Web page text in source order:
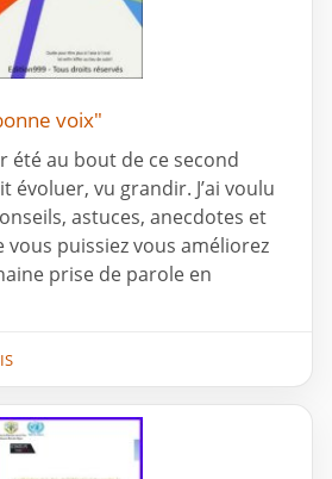
voix"
été au bout de ce second
évoluer, vu grandir. J’ai voulu
astuces, anecdotes et
vous puissiez vous améliorez
prise de parole en